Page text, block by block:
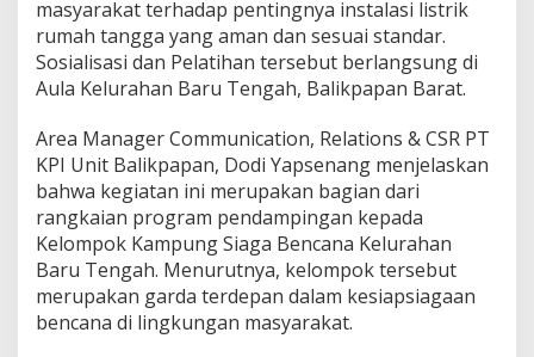
masyarakat terhadap pentingnya instalasi listrik
rumah tangga yang aman dan sesuai standar.
Sosialisasi dan Pelatihan tersebut berlangsung di
Aula Kelurahan Baru Tengah, Balikpapan Barat.
Area Manager Communication, Relations & CSR PT
KPI Unit Balikpapan, Dodi Yapsenang menjelaskan
bahwa kegiatan ini merupakan bagian dari
rangkaian program pendampingan kepada
Kelompok Kampung Siaga Bencana Kelurahan
Baru Tengah. Menurutnya, kelompok tersebut
merupakan garda terdepan dalam kesiapsiagaan
bencana di lingkungan masyarakat.